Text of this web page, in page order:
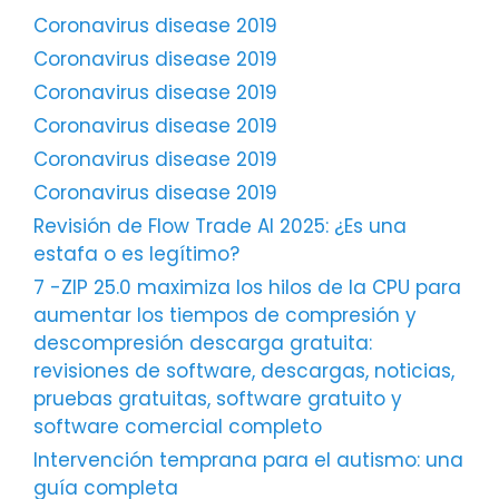
Coronavirus disease 2019
Coronavirus disease 2019
Coronavirus disease 2019
Coronavirus disease 2019
Coronavirus disease 2019
Coronavirus disease 2019
Revisión de Flow Trade AI 2025: ¿Es una
estafa o es legítimo?
7 -ZIP 25.0 maximiza los hilos de la CPU para
aumentar los tiempos de compresión y
descompresión descarga gratuita:
revisiones de software, descargas, noticias,
pruebas gratuitas, software gratuito y
software comercial completo
Intervención temprana para el autismo: una
guía completa